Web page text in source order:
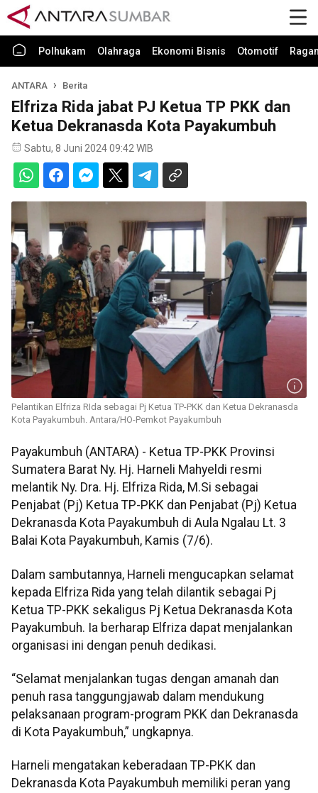
Polhukam Olahraga Ekonomi Bisnis Otomotif
ANTARA Berita
Elfriza Rida jabat PJ Ketua TP PKK dan
Ketua Dekranasda Kota Payakumbuh
Sabtu, 8 Juni 2024 09:42 WIB
Pelantikan Elfriza RIda sebagai Pj Ketua TP-PKK dan Ketua Dekranasda
Kota Payakumbuh. Antara/HO-Pemkot Payakumbuh
Payakumbuh (ANTARA) - Ketua TP-PKK Provinsi
Sumatera Barat Ny. Hj. Harneli Mahyeldi resmi
melantik Ny. Dra. Hj. Elfriza Rida, M.Si sebagai
Penjabat (Pj) Ketua TP-PKK dan Penjabat (Pj) Ketua
Dekranasda Kota Payakumbuh di Aula Ngalau Lt. 3
Balai Kota Payakumbuh, Kamis (7/6).
Dalam sambutannya, Harneli mengucapkan selamat
kepada Elfriza Rida yang telah dilantik sebagai Pj
Ketua TP-PKK sekaligus Pj Ketua Dekranasda Kota
Payakumbuh. Ia berharap Elfriza dapat menjalankan
organisasi ini dengan penuh dedikasi.
“Selamat menjalankan tugas dengan amanah dan
penuh rasa tanggungjawab dalam mendukung
pelaksanaan program-program PKK dan Dekranasda
di Kota Payakumbuh,” ungkapnya.
Harneli mengatakan keberadaan TP-PKK dan
Dekranasda Kota Payakumbuh memiliki peran yang